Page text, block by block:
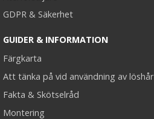
GDPR & Säkerhet
GUIDER & INFORMATION
Färgkarta
Att tänka på vid användning av löshår
Fakta & Skötselråd
Montering